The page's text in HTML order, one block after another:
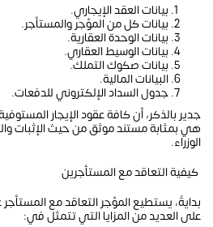
بيانات العقد الإيجاري.
بيانات كل من المؤجر والمستأجر.
بيانات الوحدة العقارية.
بيانات الوسيط العقاري.
بيانات صكوك التملك.
البيانات المالية.
جدول السداد الإلكتروني للدفعات.
جدير بالذكر، أن كافة عقود الإيجار
هي بمثابة مستند موثق من حيث الإثبات
الوزراء.
كيفية التعاقد مع المستأجرين
بدايةً، يستطيع المؤجر التعاقد مع
على العديد من المزايا التي تتمثل في: